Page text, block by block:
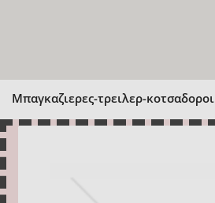
Μπαγκαζιερες-τρειλερ-κοτσαδοροι